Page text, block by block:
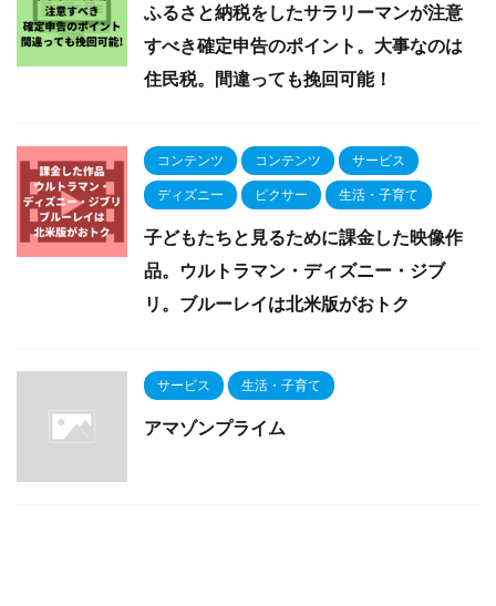
ふるさと納税をしたサラリーマンが注意
すべき確定申告のポイント。大事なのは
住民税。間違っても挽回可能！
コンテンツ コンテンツ サービス
ディズニー ピクサー 生活・子育て
子どもたちと見るために課金した映像作
品。ウルトラマン・ディズニー・ジブ
リ。ブルーレイは北米版がおトク
サービス 生活・子育て
アマゾンプライム